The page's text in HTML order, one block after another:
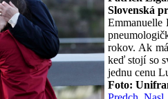
Slovenská
Emmanuelle
rokov. Ak
keď stojí so
jednu cenu
Foto: